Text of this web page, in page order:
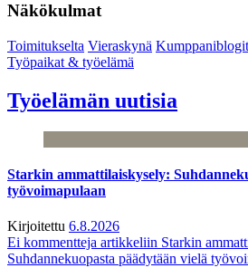
Näkökulmat
Toimitukselta Vieraskynä Kumppaniblogit
Työpaikat & työelämä
Työelämän uutisia
Starkin ammattilaiskysely:
työvoimapulaan
Kirjoitettu 6.8.2026
Ei kommentteja artikkeliin Starkin
Suhdannekuopasta päädytään vielä